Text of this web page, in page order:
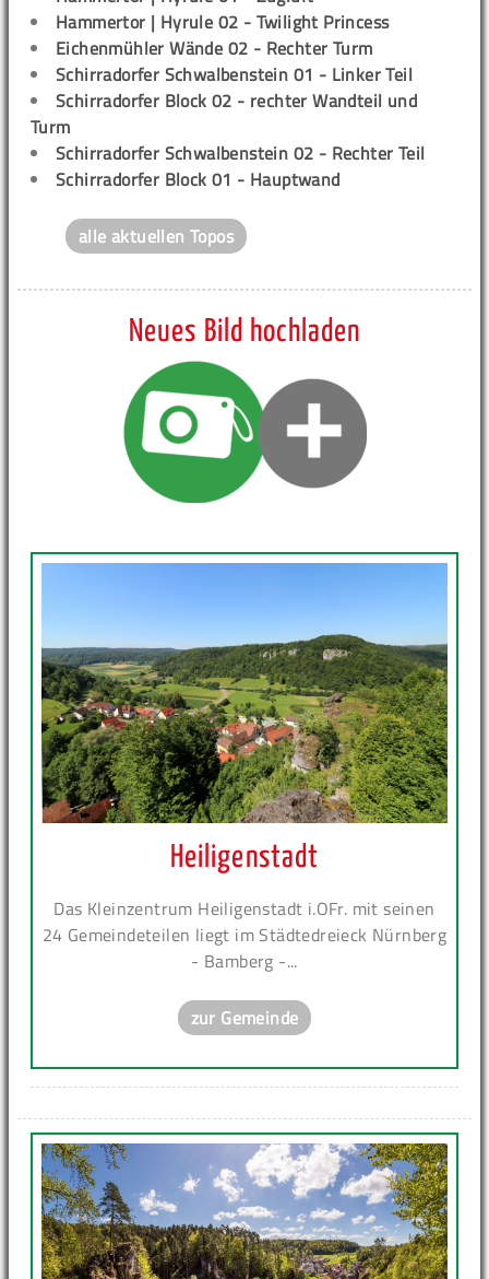
Hammertor | Hyrule 02 - Twilight Princess
Eichenmühler Wände 02 - Rechter Turm
Schirradorfer Schwalbenstein 01 - Linker Teil
Schirradorfer Block 02 - rechter Wandteil und
Turm
Schirradorfer Schwalbenstein 02 - Rechter Teil
Schirradorfer Block 01 - Hauptwand
alle aktuellen Topos
Neues Bild hochladen
Heiligenstadt
Das Kleinzentrum Heiligenstadt i.OFr. mit seinen
24 Gemeindeteilen liegt im Städtedreieck Nürnberg
- Bamberg -...
zur Gemeinde